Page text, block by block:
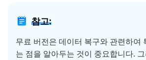
참고:
무료 버전은 데이터 복구와 관련하여
는 점을 알아두는 것이 중요합니다.